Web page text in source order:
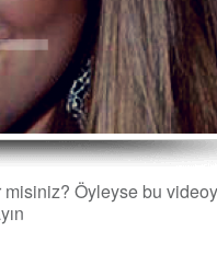
misiniz? Öyleyse bu